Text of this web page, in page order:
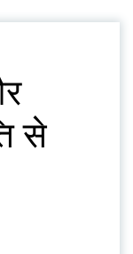
से